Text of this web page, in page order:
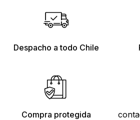
Despacho a todo Chile
Compra protegida